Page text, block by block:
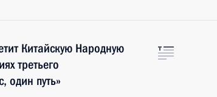
Китайскую Народную
третьего
один путь»